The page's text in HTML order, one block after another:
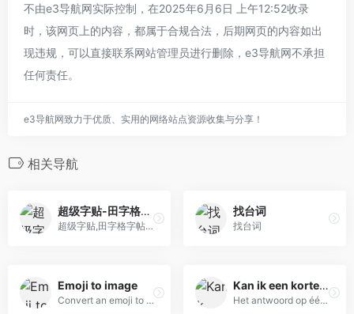
不由e3导航网实际控制，在2025年6月6日 上午12:52收录
时，该网页上的内容，都属于合规合法，后期网页的内容如出
现违规，可以直接联系网站管理员进行删除，e3导航网不承担
任何责任。
e3导航网致力于优质、实用的网络站点资源收集与分享！
相关导航
超级字贴-田字格字贴生成器
超级字贴,田字格字帖,字帖,字帖打印,看拼音写汉字,看拼音写词语,儿童田字格打印,在线制作个性汉字字帖、笔顺字帖、英文字帖、拼音字帖、口算数学字帖、竖式计算题字帖的平台。提供丰富的字帖模版，强大的个性选项定制能力；字帖内容随心定制；小学语文字帖快捷制作；直接输出高清PDF字帖；任意尺寸；大小、颜色、字体随心选
找台词
找台词
Emoji to image
Convert an emoji to an image with the click of a button!
Kan ik een korte broek aan? – ja!
Het antwoord op één van de belangrijkste vragen des levens. Kan ik vandaag een korte broek aan? De enige echte.